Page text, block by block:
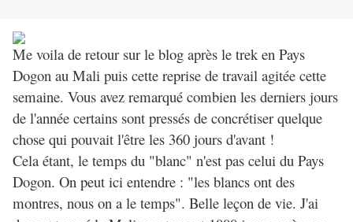
Me voila de retour sur le blog après le trek en Pays
Dogon au Mali puis cette reprise de travail agitée cette
semaine. Vous avez remarqué combien les derniers jours
de l'année certains sont pressés de concrétiser quelque
chose qui pouvait l'être les 360 jours d'avant !
Cela étant, le temps du "blanc" n'est pas celui du Pays
Dogon. On peut ici entendre : "les blancs ont des
montres, nous on a le temps". Belle leçon de vie. J'ai